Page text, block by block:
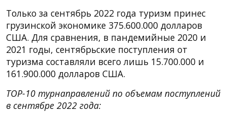
Только за сентябрь 2022 года туризм принес
грузинской экономике 375.600.000 долларов
США. Для сравнения, в пандемийные 2020 и
2021 годы, сентябрьские поступления от
туризма составляли всего лишь 15.700.000 и
161.900.000 долларов США.
TOP-10 турнаправлений по объемам поступлений
в сентябре 2022 года: